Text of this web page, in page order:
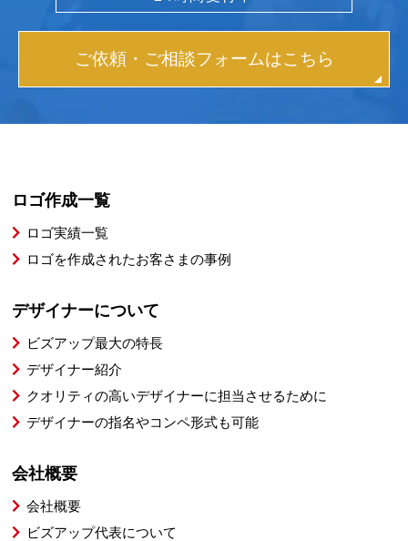
ご依頼・ご相談フォームはこちら
ロゴ作成一覧
ロゴ実績一覧
ロゴを作成されたお客さまの事例
デザイナーについて
ビズアップ最大の特長
デザイナー紹介
クオリティの高いデザイナーに担当させるために
デザイナーの指名やコンペ形式も可能
会社概要
会社概要
ビズアップ代表について